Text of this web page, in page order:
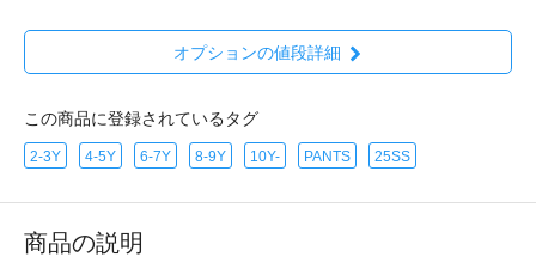
オプションの値段詳細
この商品に登録されているタグ
2-3Y 4-5Y 6-7Y 8-9Y 10Y- PANTS 25SS
商品の説明